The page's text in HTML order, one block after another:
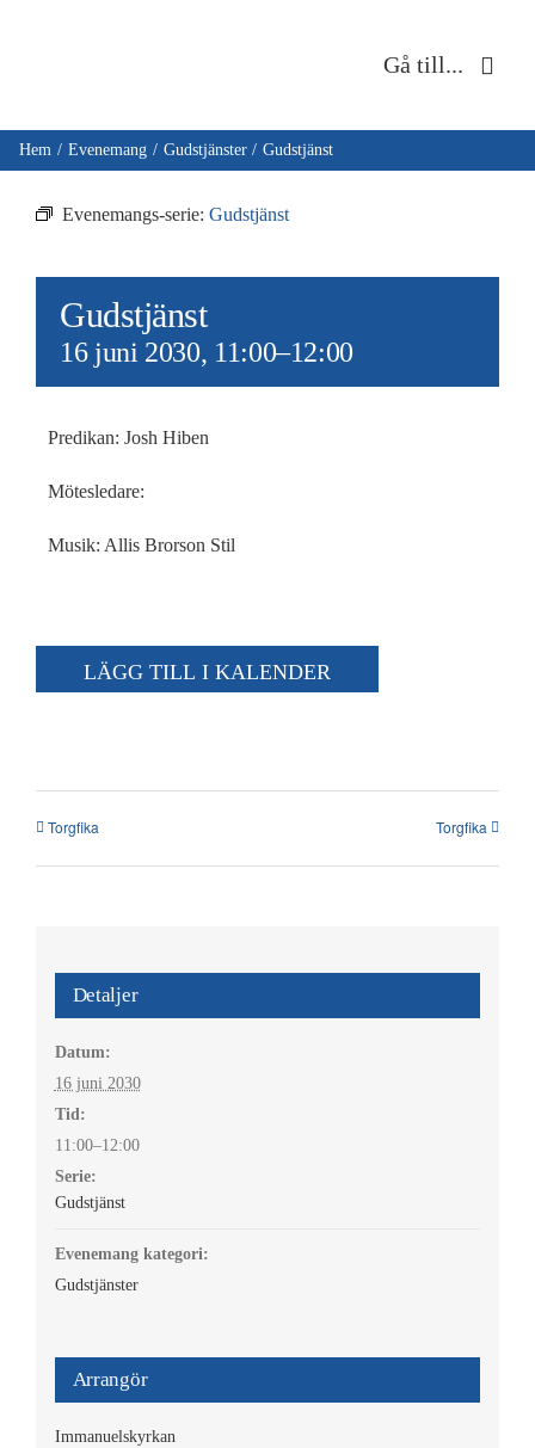
Gå till...
Hem
Om oss
Musik & kultur
Barn & unga
Kalender
العربية / Arabic
Hem Evenemang Gudstjänster Gudstjänst
Evenemangs-serie: Gudstjänst
Gudstjänst
16 juni 2030, 11:00–12:00
Predikan: Josh Hiben
Mötesledare:
Musik: Allis Brorson Stil
LÄGG TILL I KALENDER
Torgfika Torgfika
Detaljer
Datum:
16 juni 2030
Tid:
11:00–12:00
Serie:
Gudstjänst
Evenemang kategori:
Gudstjänster
Arrangör
Immanuelskyrkan